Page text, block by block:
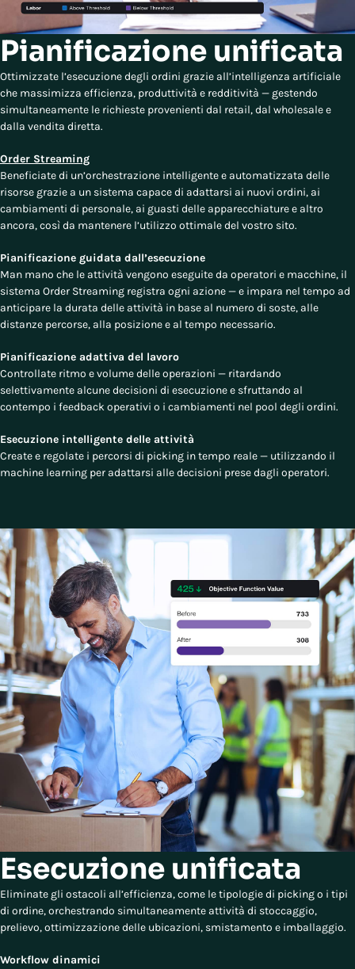
Pianificazione unificata
Ottimizzate l’esecuzione degli ordini grazie all’intelligenza artificiale
che massimizza efficienza, produttività e redditività — gestendo
simultaneamente le richieste provenienti dal retail, dal wholesale e
dalla vendita diretta.
Order Streaming
Beneficiate di un’orchestrazione intelligente e automatizzata delle
risorse grazie a un sistema capace di adattarsi ai nuovi ordini, ai
cambiamenti di personale, ai guasti delle apparecchiature e altro
ancora, così da mantenere l’utilizzo ottimale del vostro sito.
Pianificazione guidata dall’esecuzione
Man mano che le attività vengono eseguite da operatori e macchine, il
sistema Order Streaming registra ogni azione — e impara nel tempo ad
anticipare la durata delle attività in base al numero di soste, alle
distanze percorse, alla posizione e al tempo necessario.
Pianificazione adattiva del lavoro
Controllate ritmo e volume delle operazioni — ritardando
selettivamente alcune decisioni di esecuzione e sfruttando al
contempo i feedback operativi o i cambiamenti nel pool degli ordini.
Esecuzione intelligente delle attività
Create e regolate i percorsi di picking in tempo reale — utilizzando il
machine learning per adattarsi alle decisioni prese dagli operatori.
Esecuzione unificata
Eliminate gli ostacoli all’efficienza, come le tipologie di picking o i tipi
di ordine, orchestrando simultaneamente attività di stoccaggio,
prelievo, ottimizzazione delle ubicazioni, smistamento e imballaggio.
Workflow dinamici